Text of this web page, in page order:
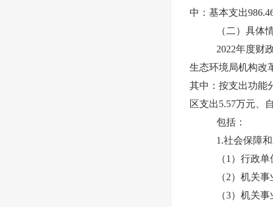
中：基本支出
（二）具体
2022年度财
生态环境局机构改
其中 ：按支出功能
区支出5.57万元、
包括 ：
1 .社会保障
（1） 行政单
（2） 机关事
（3） 机关事